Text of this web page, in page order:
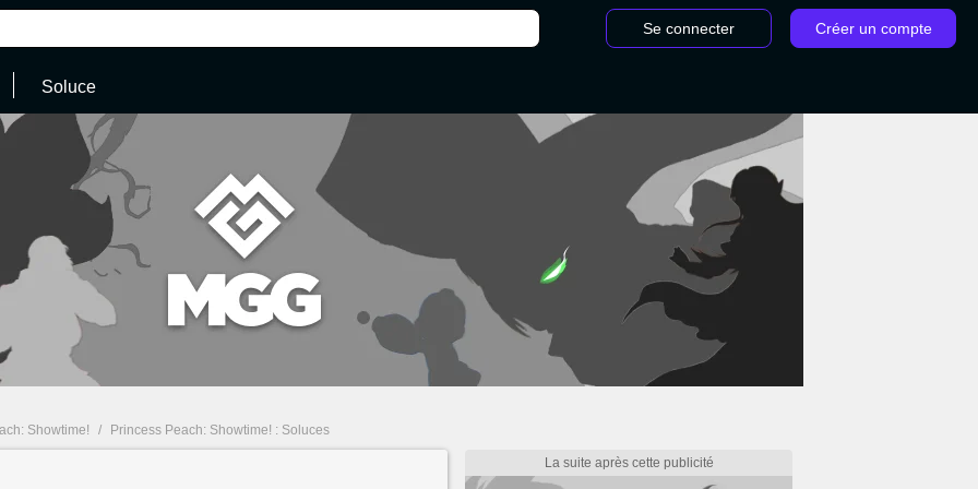
Se connecter Créer un compte
Soluce
Showtime! / Princess Peach: Showtime! : Soluces